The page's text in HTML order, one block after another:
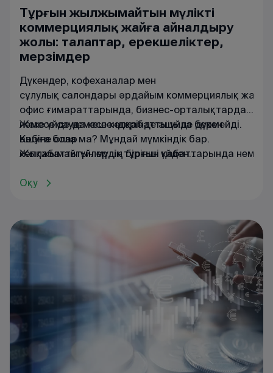
Тұрғын жылжымайтын мүлікті
коммерциялық жайға айналдыру
жолы: талаптар, ерекшеліктер,
мерзімдер
Дүкендер, кофеханалар мен
сұлулық салондары әрдайым коммерциялық
офис ғимараттарында, бизнес-орталықтарда
немесе сауда кешендерінде ашыла бермейді.
Көбіне олар
көпқабатты үйлердің бірінші қабаттарында немесе
Жеке үйде немесе көпқабатты үйде дүкен
ашуға бола ма? Мұндай мүмкіндік бар.
Жылжымайтын мүлік тұрғын үйден
заңды түрде жұмыс істей алады. Пәтерді
уақыт алады?
Оқу